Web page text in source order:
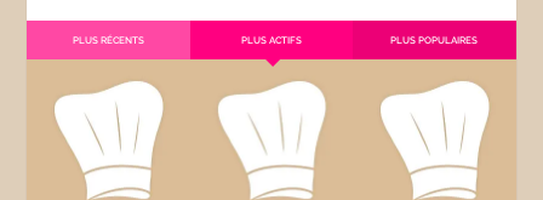
PLUS RÉCENTS PLUS ACTIFS PLUS POPULAIRES